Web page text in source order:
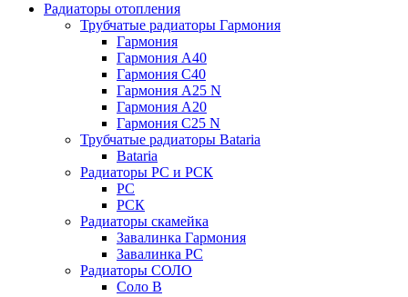
Радиаторы отопления
Трубчатые радиаторы Гармония
Гармония
Гармония А40
Гармония С40
Гармония А25 N
Гармония А20
Гармония С25 N
Трубчатые радиаторы Bataria
Bataria
Радиаторы РС и РСК
РС
РСК
Радиаторы скамейка
Завалинка Гармония
Завалинка РС
Радиаторы СОЛО
Соло В